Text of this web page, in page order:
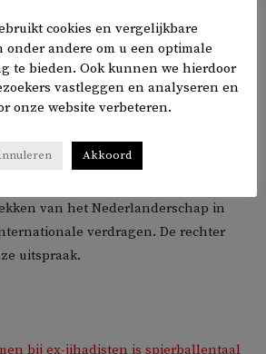
is al vaker door juristen
huidige kabinet bij aantreden stelde
optreden tegen veroordeelde
van het Nederlanderschap in
verdragen. De rechter
uitspraak.
bij ex-jihadisten is spierballentaal
cookies en vergelijkbare
onder andere om u een optimale
te bieden. Ook kunnen we hierdoor
vastleggen en analyseren en
onze website verbeteren.
Akkoord